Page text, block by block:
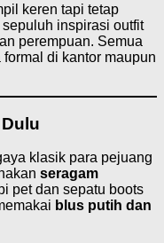
keren tapi tetap
inspirasi outfit
perempuan. Semua
di kantor maupun
klasik para pejuang
seragam
pet dan sepatu boots
blus putih dan